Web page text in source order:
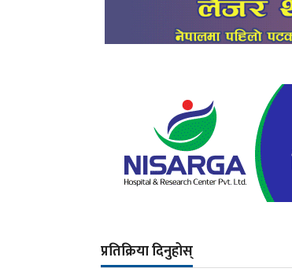
प्रतिक्रिया दिनुहोस्